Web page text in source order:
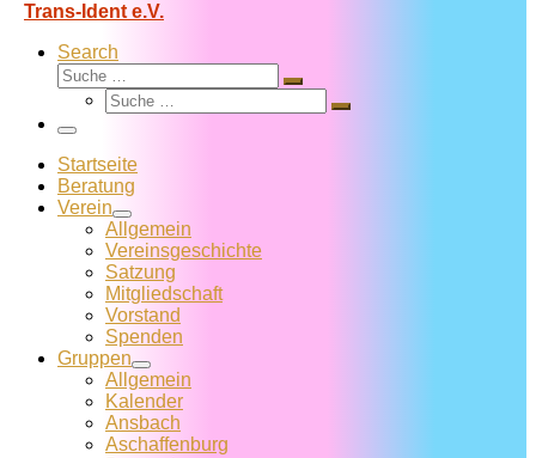
Trans-Ident e.V.
Search
Suche
Suche
Suche
Suche
Menü
Startseite
Beratung
Verein
Allgemein
Vereins­geschichte
Satzung
Mitglied­schaft
Vorstand
Spenden
Gruppen
Allgemein
Kalender
Ansbach
Aschaffenburg